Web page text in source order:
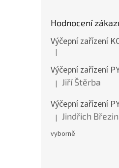
Hodnocení
Hodnocení produktu je
|
Hodnocení produktu je
| Jiří Štěrba
Hodnocení produktu je
| Jindřich
vyborně